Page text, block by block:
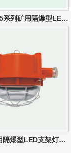
金阳王DGS45系列矿用隔爆型LED巷道灯
DGC系列矿用隔爆型LED支架灯（圆形）